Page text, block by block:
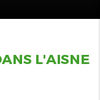
L'AISNE